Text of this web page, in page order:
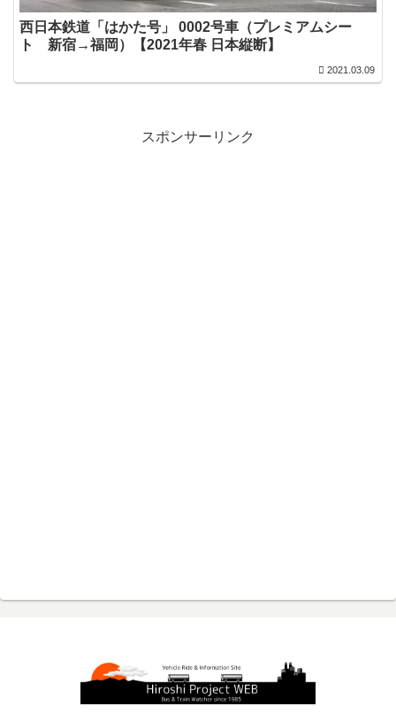
西日本鉄道「はかた号」 0002号車（プレミアムシー
ト 新宿→福岡）【2021年春 日本縦断】
2021.03.09
スポンサーリンク